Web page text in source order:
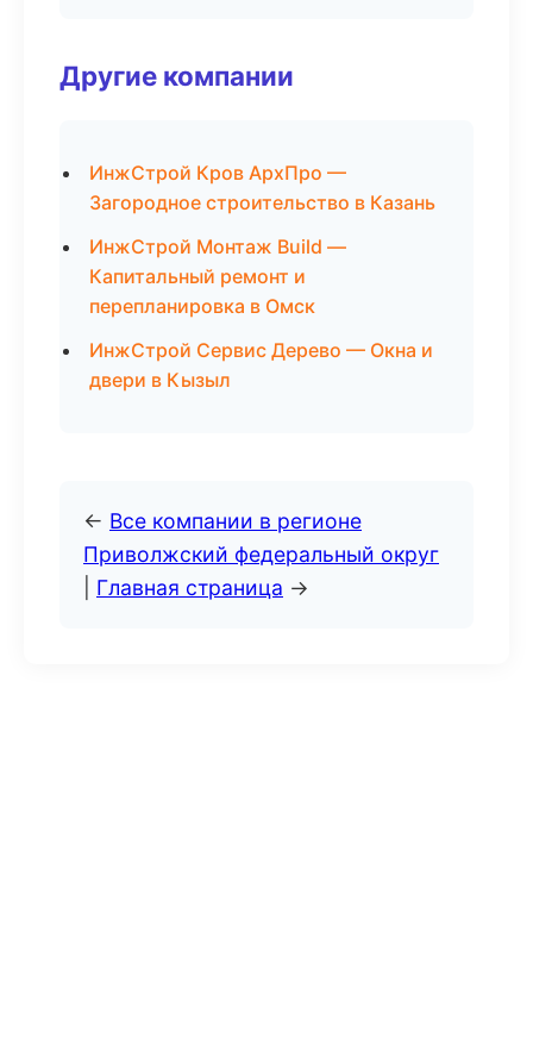
Другие компании
ИнжСтрой Кров АрхПро —
Загородное строительство в Казань
ИнжСтрой Монтаж Build —
Капитальный ремонт и
перепланировка в Омск
ИнжСтрой Сервис Дерево — Окна и
двери в Кызыл
← Все компании в регионе
Приволжский федеральный округ
Главная страница →